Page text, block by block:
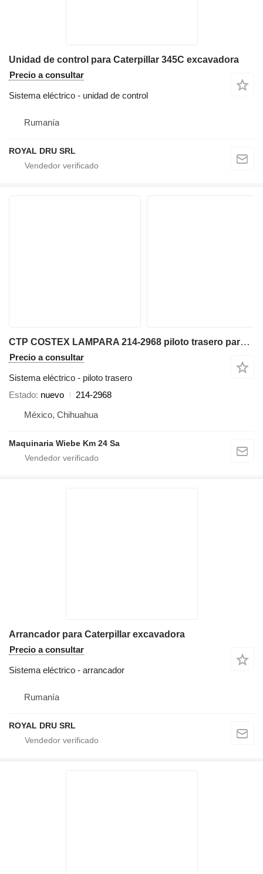
Unidad de control para Caterpillar 345C excavadora
Precio a consultar
Sistema eléctrico - unidad de control
Rumanía
ROYAL DRU SRL
CTP COSTEX LAMPARA 214-2968 piloto trasero para Caterpillar 416,416D,416E,416F retroexcavadora
Precio a consultar
Sistema eléctrico - piloto trasero
Estado nuevo
214-2968
México, Chihuahua
Maquinaria Wiebe Km 24 Sa
Arrancador para Caterpillar excavadora
Precio a consultar
Sistema eléctrico - arrancador
Rumanía
ROYAL DRU SRL